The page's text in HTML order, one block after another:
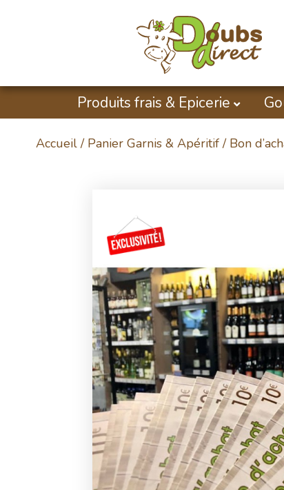
Produits frais & Epicerie
Accueil / Panier Garnis & Apéritif / Bon